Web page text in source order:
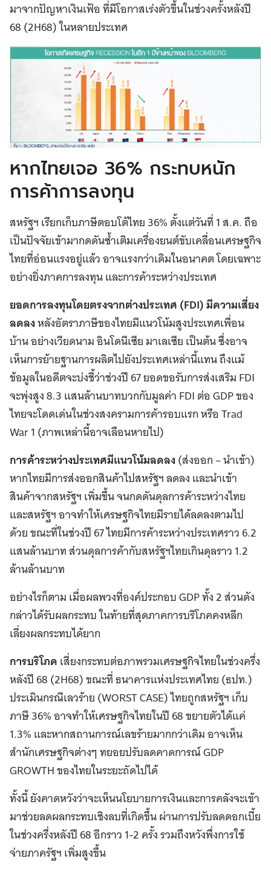
มาจากปัญหาเงินเฟ้อ ที่มีโอกาสเร่งตัวขึ้นในช่วงครั้งหลังปี
68 (2H68) ในหลายประเทศ
หากไทยเจอ 36% กระทบหนัก
การค้าการลงทุน
สหรัฐฯ เรียกเก็บภาษีตอบโต้ไทย 36% ตั้งแต่วันที่ 1 ส.ค. ถือ
เป็นปัจจัยเข้ามากดดันซ้ำเติมเครื่องยนต์ขับเคลื่อนเศรษฐกิจ
ไทยที่อ่อนแรงอยู่แล้ว อาจแรงกว่าเดิมในอนาคต โดยเฉพาะ
อย่างยิ่งภาคการลงทุน และการค้าระหว่างประเทศ
ยอดการลงทุนโดยตรงจากต่างประเทศ (FDI) มีความเสี่ยง
ลดลงหลังอัตราภาษีของไทยมีแนวโน้มสูงประเทศเพื่อน
บ้าน อย่างเวียดนาม อินโดนีเซีย มาเลเซีย เป็นต้น ซึ่งอาจ
เห็นการย้ายฐานการผลิตไปยังประเทศเหล่านี้แทน ถึงแม้
ข้อมูลในอดีตจะบ่งชี้ว่าช่วงปี 67 ยอดขอรับการส่งเสริม FDI
จะพุ่งสูง 8.3 แสนล้านบาทบวกกับมูลค่า FDI ต่อ GDP ของ
ไทยจะโดดเด่นในช่วงสงครามการค้ารอบแรก หรือ Trad
War 1 (ภาพเหล่านี้อาจเลือนหายไป)
การค้าระหว่างประเทศมีแนวโน้มลดลง(ส่งออก – นำเข้า)
หากไทยมีการส่งออกสินค้าไปสหรัฐฯ ลดลง และนำเข้า
สินค้าจากสหรัฐฯ เพิ่มขึ้น จนกดดันดุลการค้าระหว่างไทย
และสหรัฐฯ อาจทำให้เศรษฐกิจไทยมีรายได้ลดลงตามไป
ด้วย ขณะที่ในช่วงปี 67 ไทยมีการค้าระหว่างประเทศราว 6.2
แสนล้านบาท ส่วนดุลการค้ากับสหรัฐฯไทยเกินดุลราว 1.2
ล้านล้านบาท
อย่างไรก็ตาม เมื่อผลพวงที่องค์ประกอบ GDP ทั้ง 2 ส่วนดัง
กล่าวได้รับผลกระทบ ในท้ายที่สุดภาคการบริโภคคงหลีก
เลี่ยงผลกระทบได้ยาก
การบริโภคเสี่ยงกระทบต่อภาพรวมเศรษฐกิจไทยในช่วงครึ่ง
หลังปี 68 (2H68) ขณะที่ ธนาคารแห่งประเทศไทย (ธปท.)
ประเมินกรณีเลวร้าย (WORST CASE) ไทยถูกสหรัฐฯ เก็บ
ภาษี 36% อาจทำให้เศรษฐกิจไทยในปี 68 ขยายตัวได้แค่
1.3% และหากสถานการณ์เลขร้ายมากกว่าเดิม อาจเห็น
สำนักเศรษฐกิจต่างๆ ทยอยปรับลดคาดการณ์ GDP
GROWTH ของไทยในระยะถัดไปได้
ทั้งนี้ ยังคาดหวังว่าจะเห็นนโยบายการเงินและการคลังจะเข้า
มาช่วยลดผลกระทบเชิงลบที่เกิดขึ้น ผ่านการปรับลดดอกเบี้ย
ในช่วงครึ่งหลังปี 68 อีกราว 1-2 ครั้ง รวมถึงหวังพึ่งการใช้
จ่ายภาครัฐฯ เพิ่มสูงขึ้น